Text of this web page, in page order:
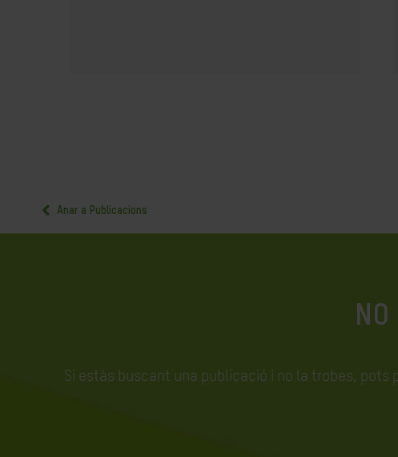
Anar a Publicacions
Si estàs buscant una publicació i no la trobes,